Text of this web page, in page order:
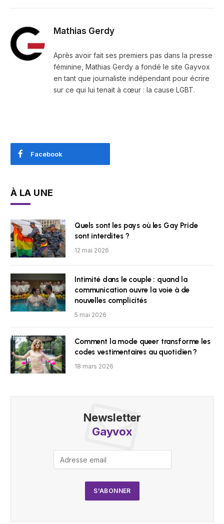
Mathias Gerdy
Après avoir fait ses premiers pas dans la presse
féminine, Mathias Gerdy a fondé le site Gayvox
en tant que journaliste indépendant pour écrire
sur ce qui lui tenait à cœur : la cause LGBT.
Facebook
À LA UNE
Quels sont les pays où les Gay Pride
sont interdites ?
12 mai 2026
Intimité dans le couple : quand la
communication ouvre la voie à de
nouvelles complicités
5 mai 2026
Comment la mode queer transforme les
codes vestimentaires au quotidien ?
18 mars 2026
Newsletter
Gayvox